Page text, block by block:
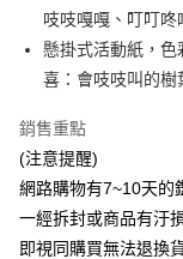
新航貨運-外島(每件)
每筆NT$450
吱吱嘎嘎、叮叮咚
懸掛式活動紙，色
喜：會吱吱叫的樹
銷售重點
(注意提醒)
網路購物有7~10天的
一經拆封或商品有汙
即視同購買無法退換